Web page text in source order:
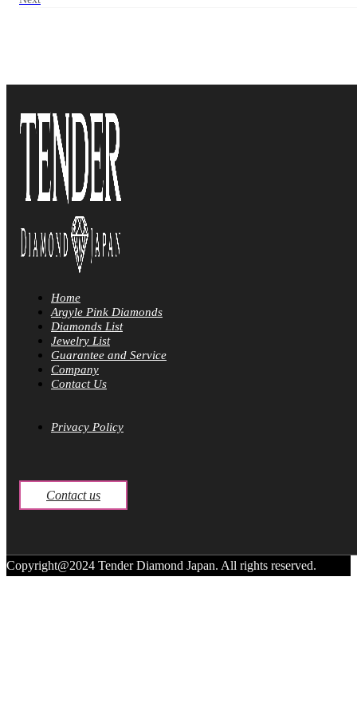
Home
Argyle Pink Diamonds
Diamonds List
Jewelry List
Guarantee and Service
Company
Contact Us
Privacy Policy
Contact us
Copyright@2024 Tender Diamond Japan. All rights reserved.